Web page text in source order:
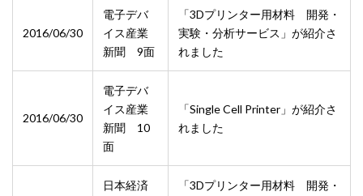
2016/06/30
電子デバ
イス産業
新聞 9面
「3Dプリンター用材料 開発・
実験・分析サービス」が紹介さ
れました
2016/06/30
電子デバ
イス産業
新聞 10
面
「Single Cell Printer」が紹介さ
れました
日本経済
「3Dプリンター用材料 開発・